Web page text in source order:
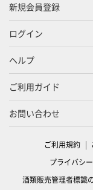
新規会員登録
ログイン
ヘルプ
ご利用ガイド
お問い合わせ
ご利用規約
プライバシ
酒類販売管理者標識